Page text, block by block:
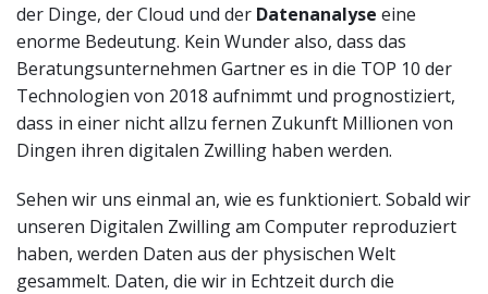
der Dinge, der Cloud und der Datenanalyse eine
enorme Bedeutung. Kein Wunder also, dass das
Beratungsunternehmen Gartner es in die TOP 10 der
Technologien von 2018 aufnimmt und prognostiziert,
dass in einer nicht allzu fernen Zukunft Millionen von
Dingen ihren digitalen Zwilling haben werden.
Sehen wir uns einmal an, wie es funktioniert. Sobald wir
unseren Digitalen Zwilling am Computer reproduziert
haben, werden Daten aus der physischen Welt
gesammelt. Daten, die wir in Echtzeit durch die